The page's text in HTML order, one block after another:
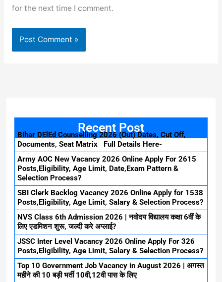
for the next time I comment.
Recent Post
Bihar DElEd Counselling 2026 (Out) Dates, Cut Off,
Documents, Seat Matrix Full Details Here-
Army AOC New Vacancy 2026 Online Apply For 2615
Posts,Eligibility, Age Limit, Date,Exam Pattern &
Selection Process?
SBI Clerk Backlog Vacancy 2026 Online Apply for 1538
Posts,Eligibility, Age Limit, Salary & Selection Process?
NVS Class 6th Admission 2026 | नवोदय विद्यालय कक्षा 6वीं के
लिए एडमिशन शुरू, जल्दी करे अप्लाई?
JSSC Inter Level Vacancy 2026 Online Apply For 326
Posts,Eligibility, Age Limit, Salary & Selection Process?
Top 10 Government Job Vacancy in August 2026 | अगस्त
महीने की 10 बड़ी भर्ती 10वी,12वी पास के लिए